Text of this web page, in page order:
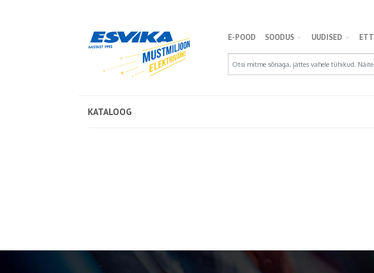
E-POOD SOODUS UUDISED
KATALOOG